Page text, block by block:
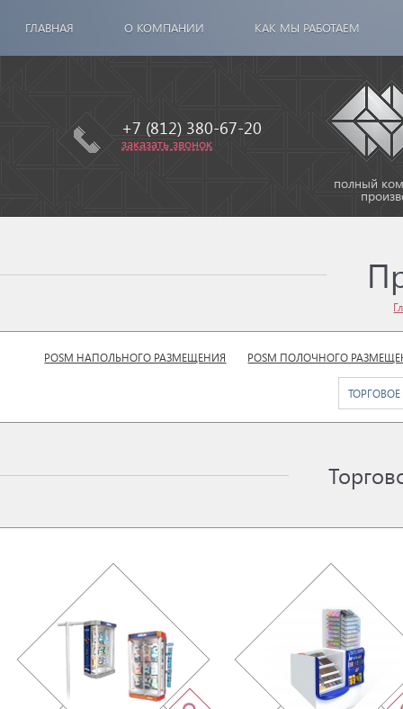
ГЛАВНАЯ О КОМПАНИИ КАК МЫ РАБОТАЕМ
+7 (812) 380-67-20
заказать звонок
полный
POSM НАПОЛЬНОГО РАЗМЕЩЕНИЯ POSM ПОЛОЧНОГО